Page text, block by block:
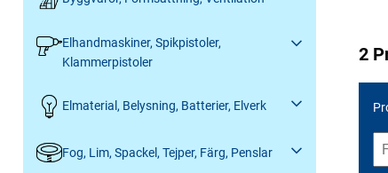
Elhandmaskiner, Spikpistoler,
Klammerpistoler
Elmaterial, Belysning, Batterier, Elverk
Fog, Lim, Spackel, Tejper, Färg, Penslar
2